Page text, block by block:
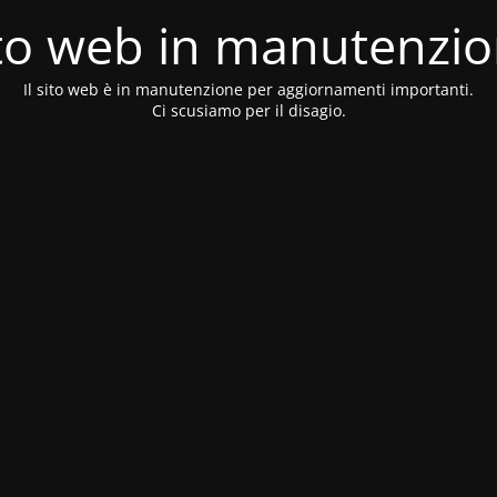
web in
Il sito web è in manutenzione per aggiornamenti importanti.
Ci scusiamo per il disagio.